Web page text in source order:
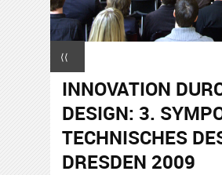
⟨⟨
INNOVATION
DESIGN: 3.
TECHNISCHES
DRESDEN 2009